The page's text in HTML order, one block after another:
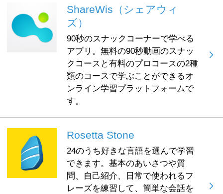
ShareWis（シェアウィ
ズ）
90秒のスナックコーナーで学べる
アプリ。無料の90秒動画のスナッ
クコースと有料のプロコースの2種
類のコースで学ぶことができるオ
ンライン学習プラットフォームで
す。
Rosetta Stone
24のうち好きな言語を選んで学習
できます。基本のあいさつや質
問、自己紹介、日常で使われるフ
レーズを練習して、簡単な会話を